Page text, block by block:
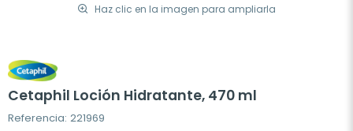
Haz clic en la imagen para ampliarla
Cetaphil Loción Hidratante, 470 ml
Referencia: 221969